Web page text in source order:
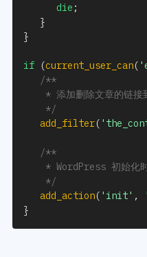
die ;
}
}
if (current_user_can(
/**
* 添加删除文章的链接
    */
add_filter(
/**
* WordPress 初始化
    */
add_action( 'init' ,
}